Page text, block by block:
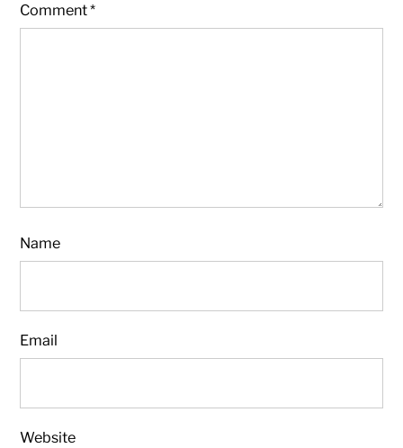
Comment*
Name
Email
Website